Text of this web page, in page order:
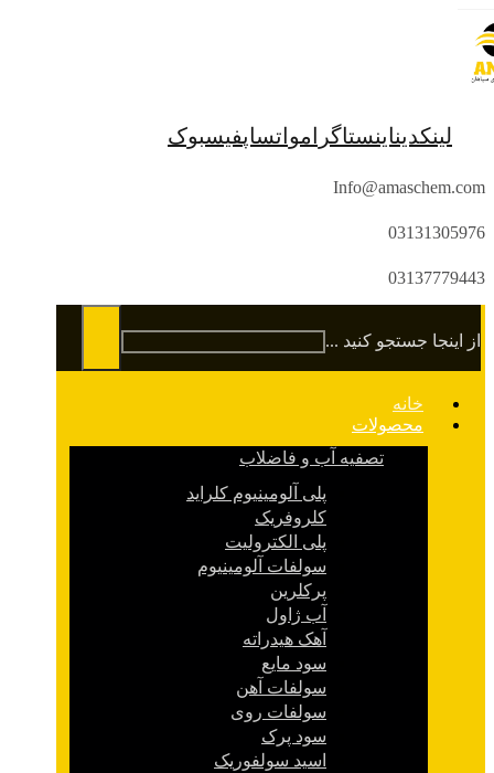
لینکدیناینستاگرامواتساپفیسبوک
Info@amaschem.com
03131305976
03137779443
از اینجا جستجو کنید ...
خانه
محصولات
تصفیه آب و فاضلاب
پلی آلومینیوم کلراید
کلروفریک
پلی الکترولیت
سولفات آلومینیوم
پرکلرین
آب ژاول
آهک هیدراته
سود مایع
سولفات آهن
سولفات روی
سود پرک
اسید سولفوریک